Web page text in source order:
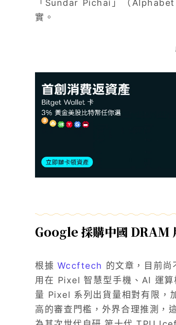
「Sundar Pichai」（
實。
Google 採購中國 DRAM
根據 Wccftech 的文章，目前
用在 Pixel 智慧型手機、AI 運
量 Pixel 系列出貨量相對有限，
高的審查門檻，外界合理推測，